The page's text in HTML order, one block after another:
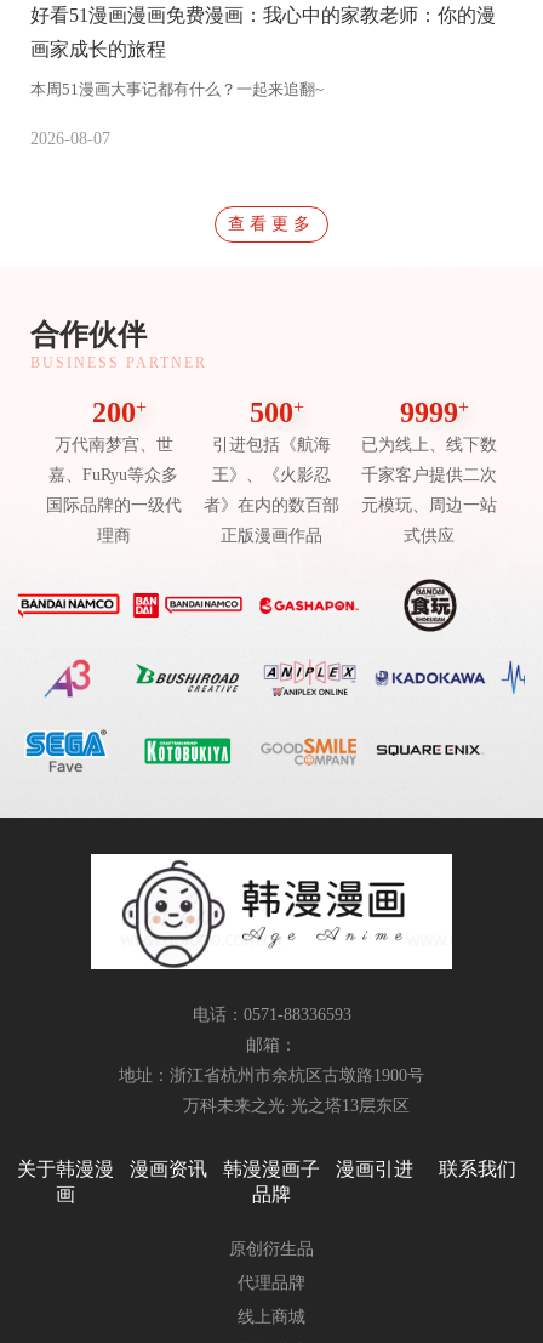
好看51漫画漫画免费漫画：我心中的家教老师：你的漫
画家成长的旅程
本周51漫画大事记都有什么？一起来追翻~
2026-08-07
查看更多
BUSINESS
SYSTEM
合作伙伴
BUSINESS PARTNER
200+
万代南梦宫、世
嘉、FuRyu等众多
国际品牌的一级代
理商
500+
引进包括《航海
王》、《火影忍
者》在内的数百部
正版漫画作品
9999+
已为线上、线下数
千家客户提供二次
元模玩、周边一站
式供应
电话：0571-88336593
邮箱：
地址：浙江省杭州市余杭区古墩路1900号
万科未来之光·光之塔13层东区
关于韩漫漫
画
漫画资讯
韩漫漫画子
品牌
原创衍生品
代理品牌
线上商城
漫画引进 联系我们